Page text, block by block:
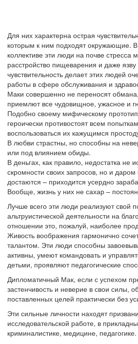
Для них характерна острая
которым к ним подходят окружающие.
коллективе эти люди на почве стресса
расстройство пищеварения и даже
чувствительность делает этих людей
работы в сфере обслуживания и
Маки совершенно не переносят
приемлют все чудовищное, ужасное и
Подобно своему мифическому
героически противостоят всем
воспользоваться их кажущимся
В любви страстны, но способны на
или под влиянием обиды.
В деньгах, как правило, недостатка не
скромности своих запросов, но и
достаются – приходится усердно
Вообще, жизнь у них не сахар –
Лучше всего эти люди реализуют свой
альтруистической деятельности на
отношении это, пожалуй, наиболее
Живость воображения гармонично
талантом. Эти люди способны
активны, умеют командовать и
детьми, проявляют педагогические
Дипломатичный Мак, если с успехом
застенчивость и неверие в свои силы,
поставленных целей практически без
Эти сильные личности находят
исследовательской работе, в
криминалистике, медицине, педагогике.